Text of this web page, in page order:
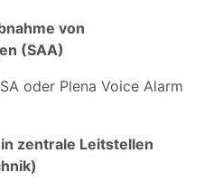
von
(SAA)
oder Plena Voice Alarm
zentrale Leitstellen